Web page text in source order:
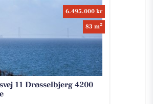
6.495.000 kr
83 m2
11 Drøsselbjerg 4200